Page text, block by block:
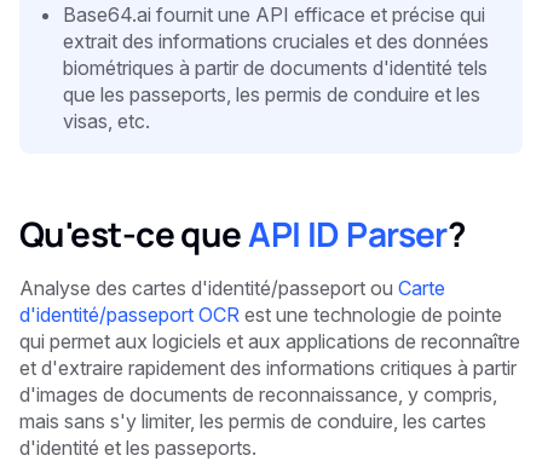
Base64.ai fournit une API efficace et précise qui
extrait des informations cruciales et des données
biométriques à partir de documents d'identité tels
que les passeports, les permis de conduire et les
visas, etc.
Qu'est-ce queAPI ID Parser?
Analyse des cartes d'identité/passeport ou Carte
d'identité/passeport OCR est une technologie de pointe
qui permet aux logiciels et aux applications de reconnaître
et d'extraire rapidement des informations critiques à partir
d'images de documents de reconnaissance, y compris,
mais sans s'y limiter, les permis de conduire, les cartes
d'identité et les passeports.